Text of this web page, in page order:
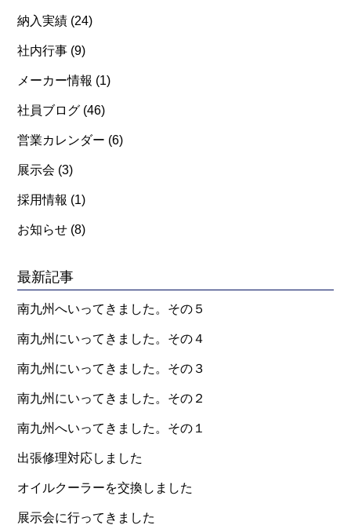
納入実績 (24)
社内行事 (9)
メーカー情報 (1)
社員ブログ (46)
営業カレンダー (6)
展示会 (3)
採用情報 (1)
お知らせ (8)
最新記事
南九州へいってきました。その５
南九州にいってきました。その４
南九州にいってきました。その３
南九州にいってきました。その２
南九州へいってきました。その１
出張修理対応しました
オイルクーラーを交換しました
展示会に行ってきました